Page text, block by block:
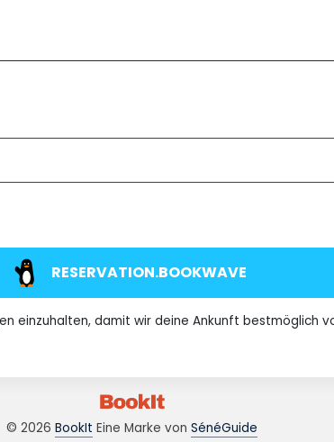
RESERVATION.BOOKWAVE
einzuhalten, damit wir deine Ankunft bestmöglich
© 2026BookIt Eine Marke vonSénéGuide